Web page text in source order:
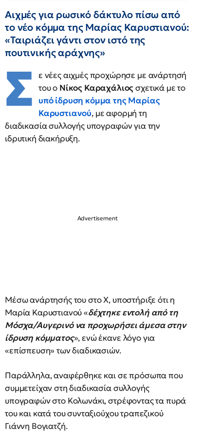
Αιχμές για ρωσικό δάκτυλο πίσω από
το νέο κόμμα της Μαρίας Καρυστιανού:
«Ταιριάζει γάντι στον ιστό της
πουτινικής αράχνης»
Σ ε νέες αιχμές προχώρησε με ανάρτησή
του ο Νίκος Καραχάλιοςσχετικά με το
υπό ίδρυση κόμμα της Μαρίας
Καρυστιανού, με αφορμή τη
διαδικασία συλλογής υπογραφών για την
ιδρυτική διακήρυξη.
Μέσω ανάρτησής του στο Χ, υποστήριξε ότι η
Μαρία Καρυστιανού «δέχτηκε εντολή από τη
Μόσχα/Αυγερινό να προχωρήσει άμεσα στην
ίδρυση κόμματος», ενώ έκανε λόγο για
«επίσπευση» των διαδικασιών.
Παράλληλα, αναφέρθηκε και σε πρόσωπα που
συμμετείχαν στη διαδικασία συλλογής
υπογραφών στο Κολωνάκι, στρέφοντας τα πυρά
του και κατά του συνταξιούχου τραπεζικού
Γιάννη Βογιατζή.